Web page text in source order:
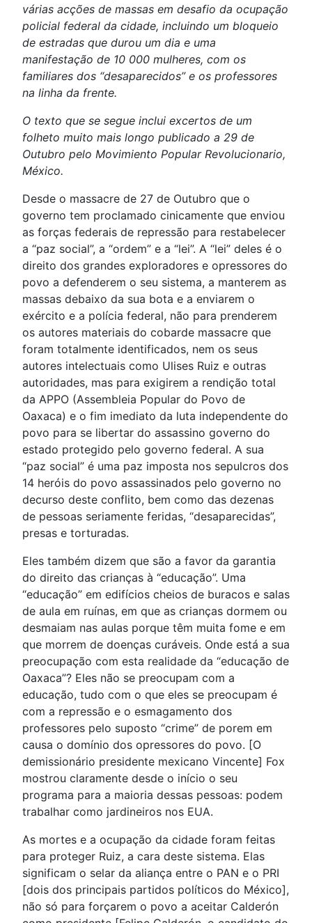
várias acções de massas em desafio da ocupação
policial federal da cidade, incluindo um bloqueio
de estradas que durou um dia e uma
manifestação de 10 000 mulheres, com os
familiares dos “desaparecidos” e os professores
na linha da frente.
O texto que se segue inclui excertos de um
folheto muito mais longo publicado a 29 de
Outubro pelo Movimiento Popular Revolucionario,
México.
Desde o massacre de 27 de Outubro que o
governo tem proclamado cinicamente que enviou
as forças federais de repressão para restabelecer
a “paz social”, a “ordem” e a “lei”. A “lei” deles é o
direito dos grandes exploradores e opressores do
povo a defenderem o seu sistema, a manterem as
massas debaixo da sua bota e a enviarem o
exército e a polícia federal, não para prenderem
os autores materiais do cobarde massacre que
foram totalmente identificados, nem os seus
autores intelectuais como Ulises Ruiz e outras
autoridades, mas para exigirem a rendição total
da APPO (Assembleia Popular do Povo de
Oaxaca) e o fim imediato da luta independente do
povo para se libertar do assassino governo do
estado protegido pelo governo federal. A sua
“paz social” é uma paz imposta nos sepulcros dos
14 heróis do povo assassinados pelo governo no
decurso deste conflito, bem como das dezenas
de pessoas seriamente feridas, “desaparecidas”,
presas e torturadas.
Eles também dizem que são a favor da garantia
do direito das crianças à “educação”. Uma
“educação” em edifícios cheios de buracos e salas
de aula em ruínas, em que as crianças dormem ou
desmaiam nas aulas porque têm muita fome e em
que morrem de doenças curáveis. Onde está a sua
preocupação com esta realidade da “educação de
Oaxaca”? Eles não se preocupam com a
educação, tudo com o que eles se preocupam é
com a repressão e o esmagamento dos
professores pelo suposto “crime” de porem em
causa o domínio dos opressores do povo. [O
demissionário presidente mexicano Vincente] Fox
mostrou claramente desde o início o seu
programa para a maioria dessas pessoas: podem
trabalhar como jardineiros nos EUA.
As mortes e a ocupação da cidade foram feitas
para proteger Ruiz, a cara deste sistema. Elas
significam o selar da aliança entre o PAN e o PRI
[dois dos principais partidos políticos do México],
não só para forçarem o povo a aceitar Calderón